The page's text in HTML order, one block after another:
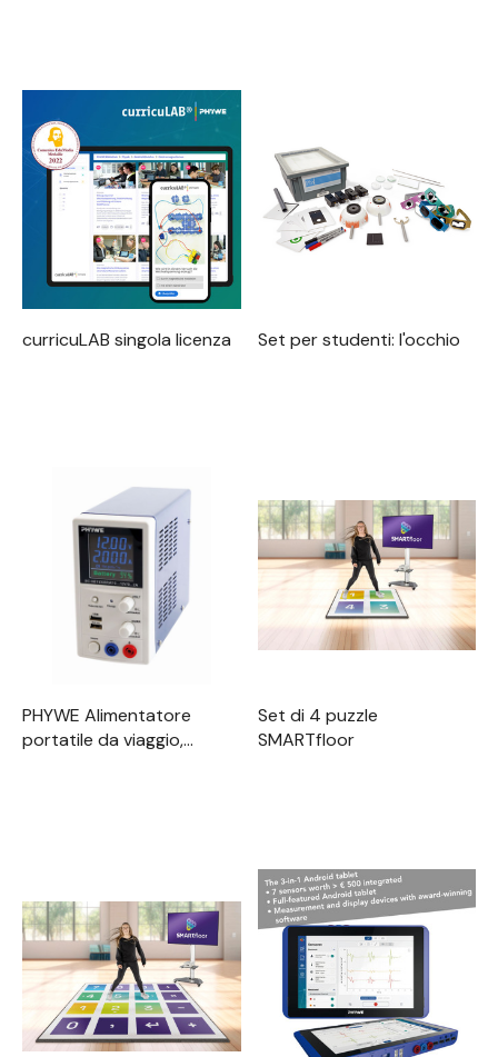
curricuLAB singola licenza Set per studenti: l'occhio
PHYWE Alimentatore
portatile da viaggio,
Set di 4 puzzle
SMARTfloor